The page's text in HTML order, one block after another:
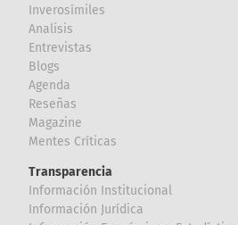
Inverosímiles
Analisis
Entrevistas
Blogs
Agenda
Reseñas
Magazine
Mentes Críticas
Transparencia
Información Institucional
Información Jurídica